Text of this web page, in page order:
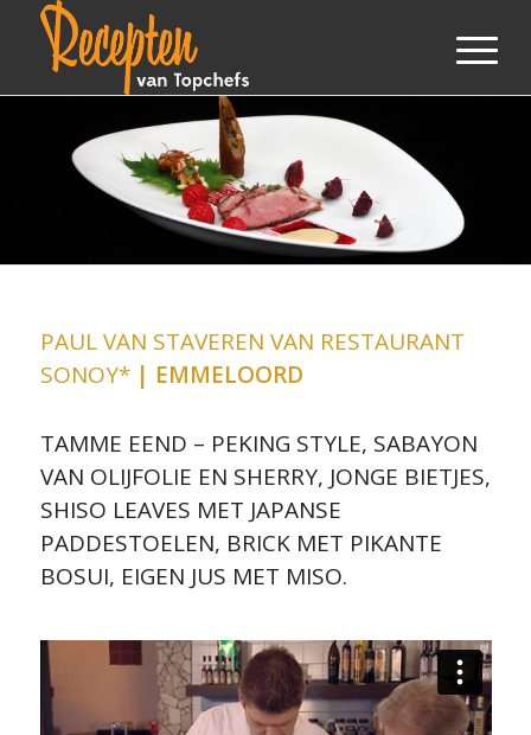
PAUL VAN STAVEREN VAN RESTAURANT
SONOY* | EMMELOORD
TAMME EEND – PEKING STYLE, SABAYON
VAN OLIJFOLIE EN SHERRY, JONGE BIETJES,
SHISO LEAVES MET JAPANSE
PADDESTOELEN, BRICK MET PIKANTE
BOSUI, EIGEN JUS MET MISO.